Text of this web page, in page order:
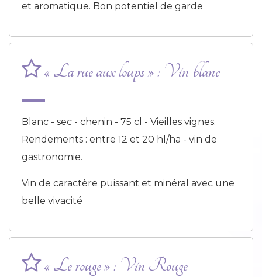
et aromatique. Bon potentiel de garde
« La rue aux loups » : Vin blanc
Blanc - sec - chenin - 75 cl - Vieilles vignes.
Rendements : entre 12 et 20 hl/ha - vin de
gastronomie.
Vin de caractère puissant et minéral avec une
belle vivacité
« Le rouge » : Vin Rouge